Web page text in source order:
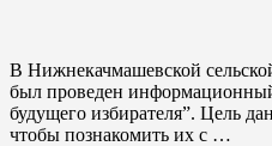
В Нижнекачмашевской
был проведен
будущего избирателя”. Цель
чтобы познакомить их с …